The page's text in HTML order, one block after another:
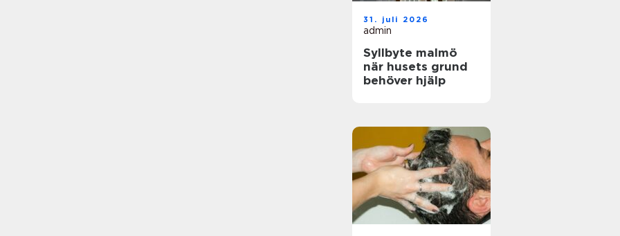
31. juli 2026
admin
Syllbyte malmö
när husets grund
behöver hjälp